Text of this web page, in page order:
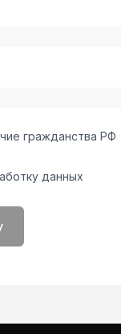
гражданства РФ
данных